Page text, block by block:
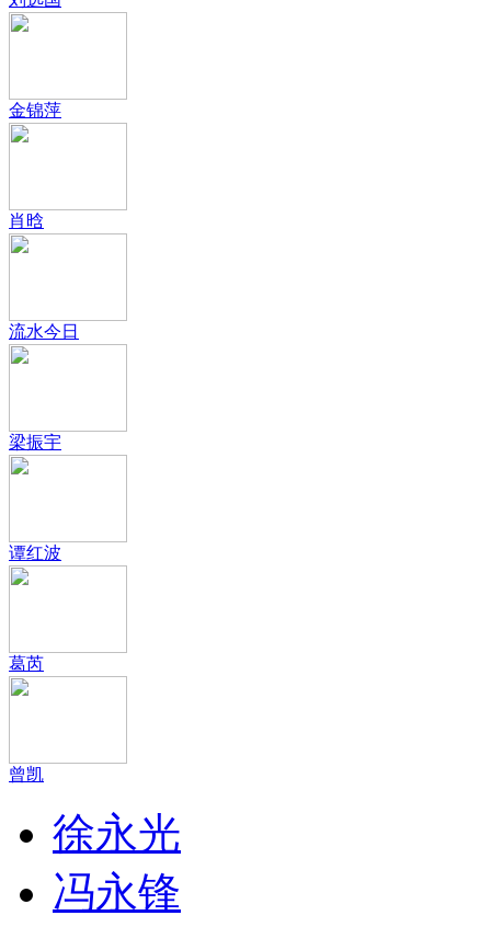
金锦萍
肖晗
流水今日
梁振宇
谭红波
葛芮
曾凯
徐永光
冯永锋